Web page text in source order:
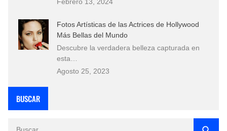
Febrero 13, 2024
Fotos Artísticas de las Actrices de Hollywood
Más Bellas del Mundo
Descubre la verdadera belleza capturada en
esta…
Agosto 25, 2023
BUSCAR